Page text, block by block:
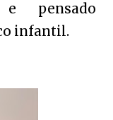
pensado
infantil.